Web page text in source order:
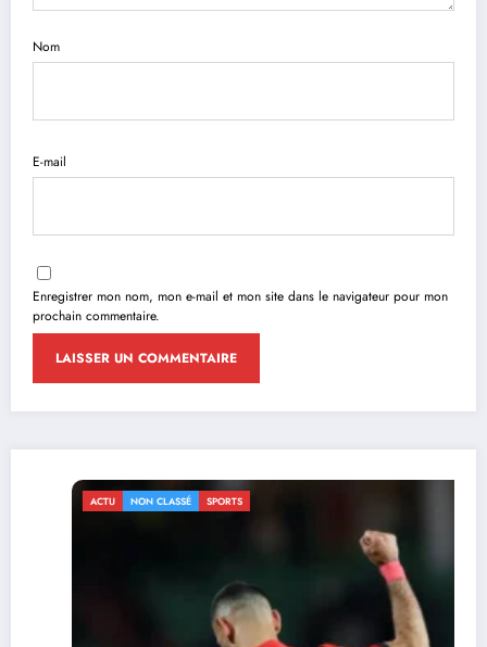
Nom
E-mail
Enregistrer mon nom, mon e-mail et mon site dans le navigateur pour mon
prochain commentaire.
NON CLASSÉ SPORTS